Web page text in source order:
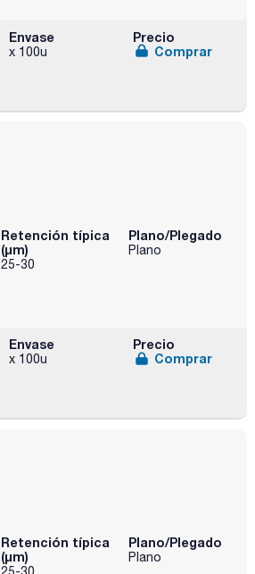
Envase
x 100u
Precio
Comprar
Retención típica
(µm)
25-30
Plano/Plegado
Plano
Envase
x 100u
Precio
Comprar
Retención típica
(µm)
Plano/Plegado
Plano